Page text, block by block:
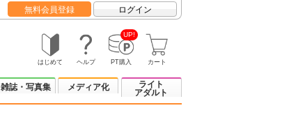
無料会員登録 ログイン
はじめて ヘルプ
UP!
PT購入 カート
雑誌・写真集 メディア化
ライト
アダルト